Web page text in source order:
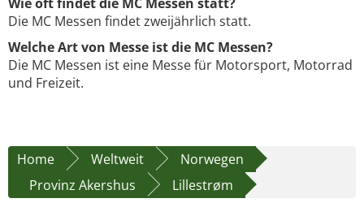
Wie oft findet die MC Messen statt?
Die MC Messen findet zweijährlich statt.
Welche Art von Messe ist die MC Messen?
Die MC Messen ist eine Messe für Motorsport, Motorrad
und Freizeit.
Home Weltweit
Norwegen
Provinz Akershus
Lillestrøm